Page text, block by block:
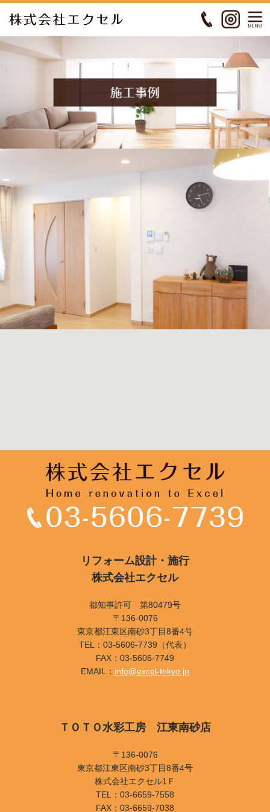
リフォーム設計・施行
株式会社エクセル
都知事許可 第80479号
〒136-0076
東京都江東区南砂3丁目8番4号
TEL：03-5606-7739（代表）
FAX：03-5606-7749
EMAIL： info@excel-tokyo.jp
ＴＯＴＯ水彩工房 江東南砂店
〒136-0076
東京都江東区南砂3丁目8番4号
株式会社エクセル1Ｆ
TEL：03-6659-7558
FAX：03-6659-7038